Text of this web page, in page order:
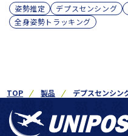
姿勢推定 デプスセンシング
全身姿勢トラッキング
TOP 製品 デプスセンシン